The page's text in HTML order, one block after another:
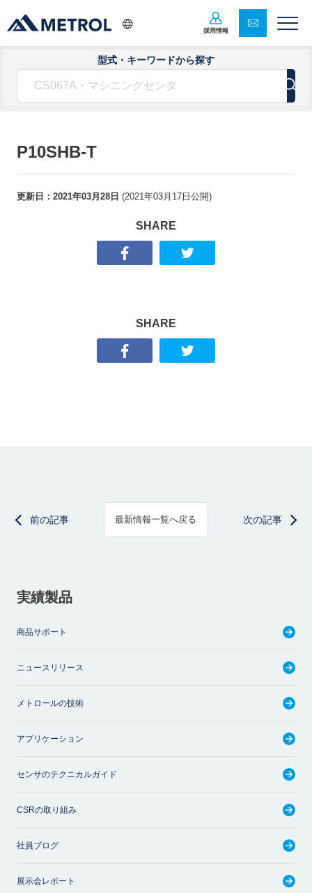
採用情報
型式・キーワードから探す
P10SHB-T
更新日： 2021年03月28日 (2021年03月17日 公開)
SHARE
SHARE
前の記事 最新情報一覧へ戻る 次の記事
実績製品
商品サポート
ニュースリリース
メトロールの技術
アプリケーション
センサのテクニカルガイド
CSRの取り組み
社員ブログ
展示会レポート